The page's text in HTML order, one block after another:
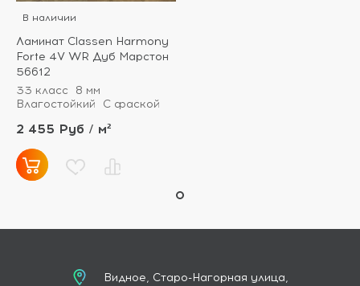
В наличии
Ламинат Classen Harmony
Forte 4V WR Дуб Марстон
56612
33 класс
8 мм
Влагостойкий
С фаской
2 455 Руб / м²
Видное, Старо-Нагорная улица,